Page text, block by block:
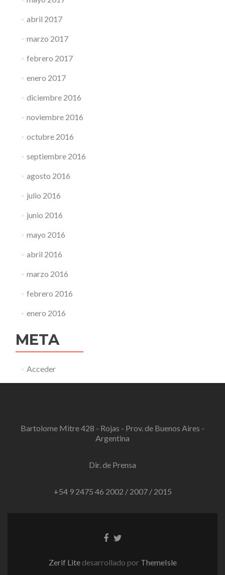
abril 2017
marzo 2017
febrero 2017
enero 2017
diciembre 2016
noviembre 2016
octubre 2016
septiembre 2016
agosto 2016
julio 2016
junio 2016
mayo 2016
abril 2016
marzo 2016
febrero 2016
enero 2016
META
Acceder
Bartolome Mitre 428 - Rojas - Prov. de Buenos Aires -
Argentina
Dir. de Prensa
+54 9 2475 46 2002 / 2007 / 2015
EnlaceEnlace
Zerif Lite desarrollado por ThemeIsle